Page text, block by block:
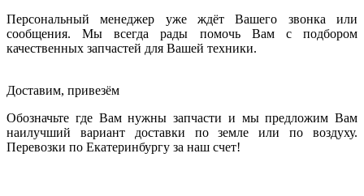
Персональный менеджер уже ждёт Вашего звонка или
сообщения. Мы всегда рады помочь Вам с подбором
качественных запчастей для Вашей техники.
Доставим, привезём
Обозначьте где Вам нужны запчасти и мы предложим Вам
наилучший вариант доставки по земле или по воздуху.
Перевозки по Екатеринбургу за наш счет!